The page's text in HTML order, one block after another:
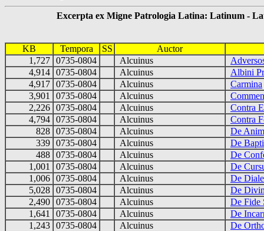
Excerpta ex Migne Patrologia Latina: Latinum -
KB Tempora SS
Auctor
1,727 0735-0804 Alcuinus
4,914 0735-0804 Alcuinus
Albini
4,917 0735-0804 Alcuinus
Carmina
3,901
0735-0804 Alcuinus
2,226 0735-0804 Alcuinus
Contra
4,794 0735-0804 Alcuinus
Contra
828 0735-0804 Alcuinus
De
339 0735-0804 Alcuinus
De
488 0735-0804 Alcuinus
De
1,001
0735-0804 Alcuinus
De
1,006 0735-0804 Alcuinus
De
5,028 0735-0804 Alcuinus
De
2,490 0735-0804 Alcuinus
De Fide
1,641
0735-0804 Alcuinus
De
1,243 0735-0804 Alcuinus
De